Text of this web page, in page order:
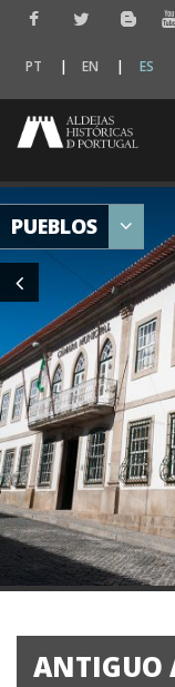
PT EN ES
PUEBLOS
ANTIGUO